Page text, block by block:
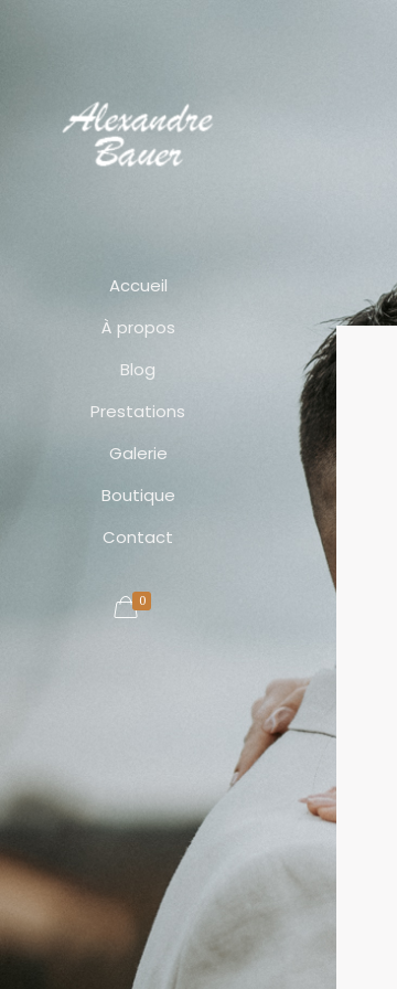
Accueil
À propos
Blog
Prestations
Galerie
Boutique
Contact
0